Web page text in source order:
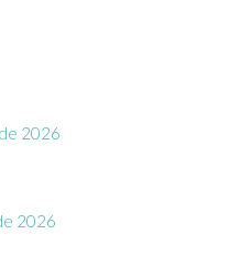
2026
2026